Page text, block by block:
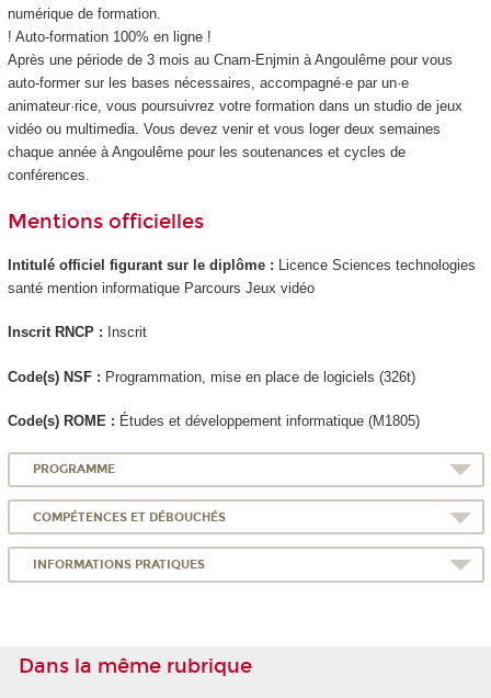
numérique de formation.
! Auto-formation 100% en ligne !
Après une période de 3 mois au Cnam-Enjmin à Angoulême pour vous
auto-former sur les bases nécessaires, accompagné·e par un·e
animateur·rice, vous poursuivrez votre formation dans un studio de jeux
vidéo ou multimedia. Vous devez venir et vous loger deux semaines
chaque année à Angoulême pour les soutenances et cycles de
conférences.
Mentions officielles
Intitulé officiel figurant sur le diplôme : Licence Sciences technologies
santé mention informatique Parcours Jeux vidéo
Inscrit RNCP : Inscrit
Code(s) NSF : Programmation, mise en place de logiciels (326t)
Code(s) ROME : Études et développement informatique (M1805)
PROGRAMME
COMPÉTENCES ET DÉBOUCHÉS
INFORMATIONS PRATIQUES
Dans la même rubrique